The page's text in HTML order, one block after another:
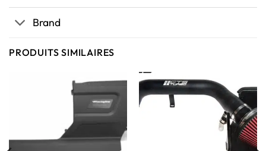
Brand
PRODUITS SIMILAIRES